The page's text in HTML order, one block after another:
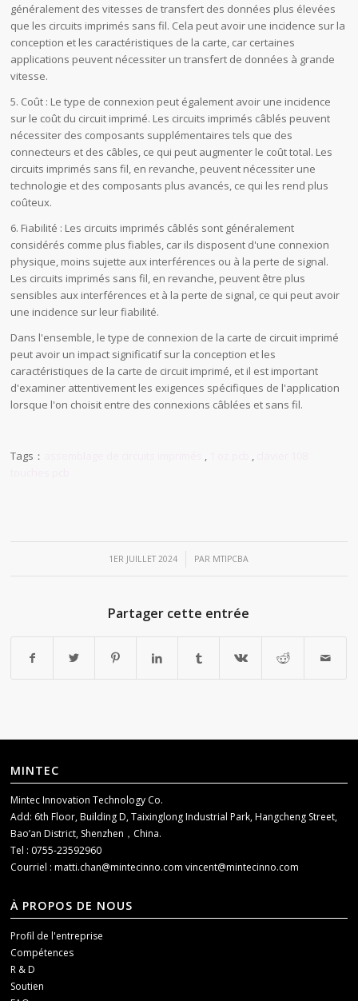
généralement des vitesses de transfert des données plus élevées
que les circuits imprimés sans fil. Cela peut avoir une incidence sur la
conception et les caractéristiques de la carte, car certaines
applications peuvent nécessiter un transfert de données à grande
vitesse.
5. Coût : Le type de connexion peut également avoir une incidence
sur le coût du circuit imprimé. Les circuits imprimés câblés peuvent
nécessiter des composants supplémentaires tels que des
connecteurs et des câbles, ce qui peut augmenter le coût total. Les
circuits imprimés sans fil, en revanche, peuvent nécessiter une
technologie et des composants plus avancés, ce qui les rend plus
coûteux.
6. Fiabilité : Les circuits imprimés câblés sont généralement
considérés comme plus fiables, car ils disposent d'une connexion
physique, moins sujette aux interférences ou à la perte de signal.
Les circuits imprimés sans fil, en revanche, peuvent être plus
sensibles aux interférences et à la perte de signal, ce qui peut avoir
une incidence sur leur fiabilité.
Dans l'ensemble, le type de connexion de la carte de circuit imprimé
peut avoir un impact significatif sur la conception et les
caractéristiques de la carte de circuit imprimé, et il est important
d'examiner attentivement les exigences spécifiques de l'application
lorsque l'on choisit entre des connexions câblées et sans fil.
Tags： , ,
1ER JUILLET 2024
/ PAR MTIPCBA
Partager cette entrée
MINTEC
Mintec Innovation Technology Co.
Add: 6th Floor, Building D, Taixinglong Industrial Park, Hangcheng Street,
Bao’an District, Shenzhen，China.
Tel : 0755-23592960
Courriel :matti.chan@mintecinno.comvincent@mintecinno.com
À PROPOS DE NOUS
Profil de l'entreprise
Compétences
R & D
Soutien